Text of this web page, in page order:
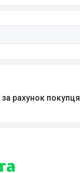
за рахунок покупця